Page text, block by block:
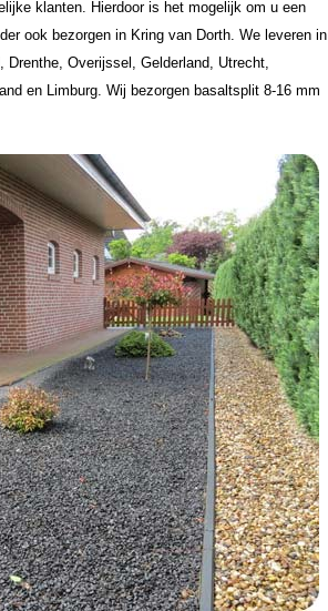
klanten. Hierdoor is het mogelijk om u een
ook bezorgen in Kring van Dorth. We leveren in
Drenthe, Overijssel, Gelderland, Utrecht,
en Limburg. Wij bezorgen basaltsplit 8-16 mm